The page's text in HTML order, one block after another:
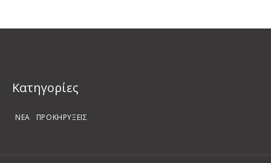
Kατηγορίες
ΝΕΑ ΠΡΟΚΗΡΥΞΕΙΣ